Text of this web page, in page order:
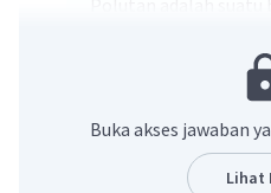
Buka akses jawaban
Lihat